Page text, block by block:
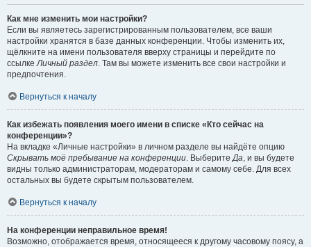
Как мне изменить мои настройки?
Если вы являетесь зарегистрированным пользователем, все ваши
настройки хранятся в базе данных конференции. Чтобы изменить их,
щёлкните на имени пользователя вверху страницы и перейдите по
ссылкеЛичный раздел. Там вы можете изменить все свои настройки и
предпочтения.
Вернуться к началу
Как избежать появления моего имени в списке «Кто сейчас на
конференции»?
На вкладке «Личные настройки» в личном разделе вы найдёте опцию
Скрывать моё пребывание на конференции. ВыберитеДа, и вы будете
видны только администраторам, модераторам и самому себе. Для всех
остальных вы будете скрытым пользователем.
Вернуться к началу
На конференции неправильное время!
Возможно, отображается время, относящееся к другому часовому поясу, а